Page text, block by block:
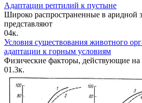
Адаптации рептилий к пустыне
Широко распространенные в аридной
представляют
04к.
Условия существования животного
адаптации к горным условиям
Физические факторы, действующие
01.3к.